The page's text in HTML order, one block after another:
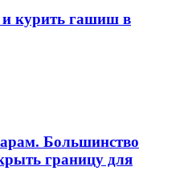
и курить гашиш в
Большинство
границу для